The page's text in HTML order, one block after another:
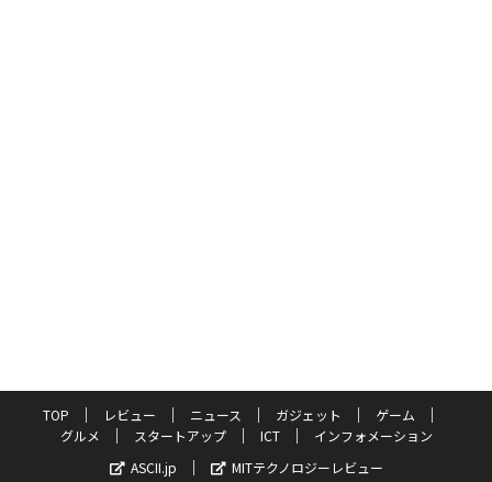
TOP レビュー ニュース ガジェット
ゲーム
グルメ
スタートアップ ICT
インフォメーション
ASCII.jp
MITテクノロジーレビュー